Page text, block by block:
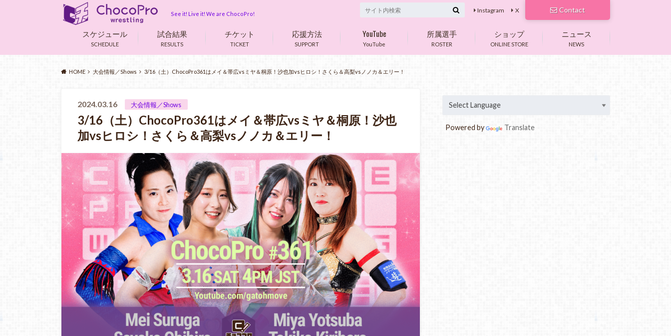
See it! Live it! We are ChocoPro! Contact
Instagram X
SCHEDULE
スケジュール
RESULTS
試合結果
TICKET
チケット
SUPPORT
応援方法
YouTube
YouTube
ROSTER
所属選手
ONLINE STORE
ショップ
NEWS
ニュース
HOME 大会情報／Shows 3/16（土）ChocoPro361はメイ＆帯広vsミヤ＆桐原！沙也加vsヒロシ！さくら＆高梨vsノノカ＆エリー！
2024.03.16 大会情報／Shows
3/16（土）ChocoPro361はメイ＆帯広vsミヤ＆桐原！沙也
加vsヒロシ！さくら＆高梨vsノノカ＆エリー！
Powered by Translate